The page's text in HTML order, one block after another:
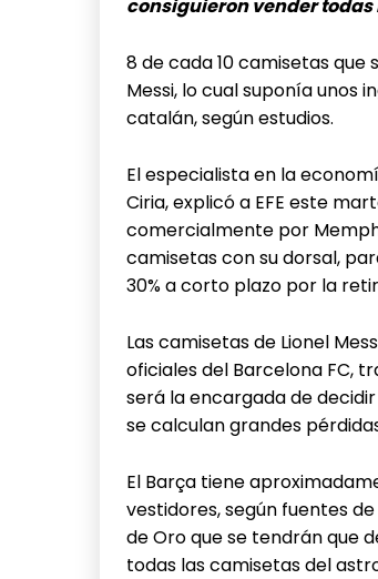
consiguieron vender
8 de cada 10 camisetas que
Messi, lo cual suponía unos
catalán, según estudios.
El especialista en la
Ciria, explicó a EFE este
comercialmente por
camisetas con su dorsal,
30% a corto plazo por la
Las camisetas de Lionel
oficiales del Barcelona FC,
será la encargada de
se calculan grandes
El Barça tiene
vestidores, según fuentes
de Oro que se tendrán que
todas las camisetas del